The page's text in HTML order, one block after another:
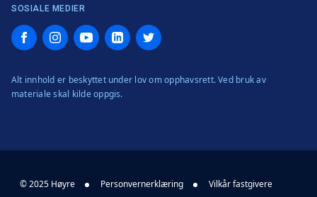
SOSIALE MEDIER
FacebookInstagramYouTubeLinkedInTwitter
Alt innhold er beskyttet under lov om opphavsrett. Ved bruk av
materiale skal kilde oppgis.
© 2025 Høyre Personvernerklæring Vilkår fastgivere